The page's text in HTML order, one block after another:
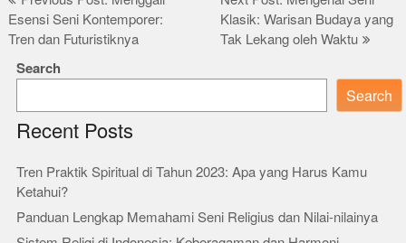
navigation
Esensi Seni Kontemporer:
Tren dan Futuristiknya
Klasik: Warisan Budaya yang
Tak Lekang oleh Waktu
Search
Search
Recent Posts
Tren Praktik Spiritual di Tahun 2023: Apa yang Harus Kamu
Ketahui?
Panduan Lengkap Memahami Seni Religius dan Nilai-nilainya